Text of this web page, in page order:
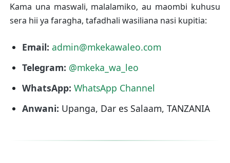
Kama una maswali, malalamiko, au maombi kuhusu
sera hii ya faragha, tafadhali wasiliana nasi kupitia:
Email: admin@mkekawaleo.com
Telegram: @mkeka_wa_leo
WhatsApp: WhatsApp Channel
Anwani: Upanga, Dar es Salaam, TANZANIA